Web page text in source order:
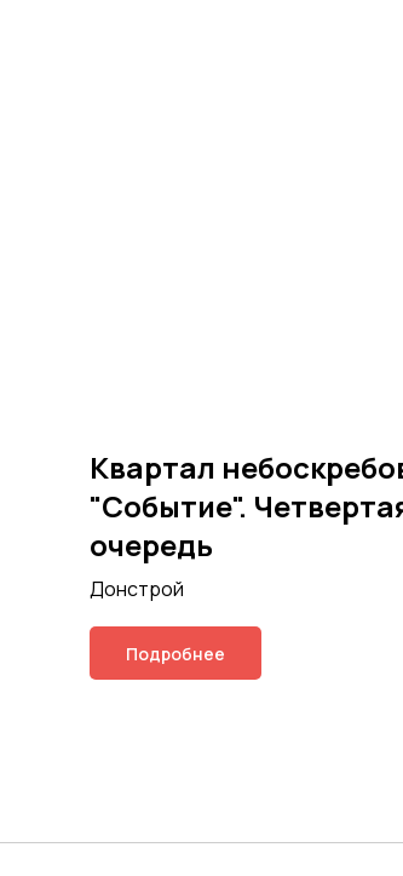
Квартал
"Событие".
очередь
Донстрой
Подробнее